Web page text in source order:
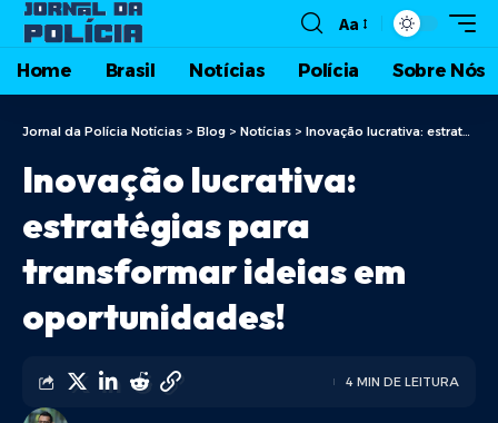
Aa
Home Brasil Notícias Polícia Sobre Nós
Jornal da Polícia Notícias > Blog > Notícias > Inovação lucrativa: estratégias para transformar ideias em oportunidades!
Inovação lucrativa:
estratégias para
transformar ideias em
oportunidades!
4 MIN DE LEITURA